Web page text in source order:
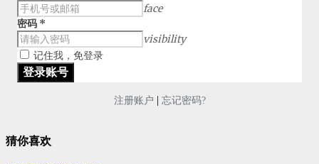
face
密码 *
visibility
记住我，免登录
注册账户 | 忘记密码?
猜你喜欢